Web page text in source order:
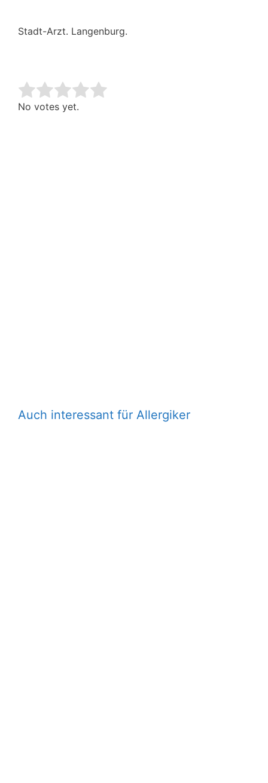
Stadt-Arzt. Langenburg.
Rate this item:
No votes yet.
Auch interessant für Allergiker